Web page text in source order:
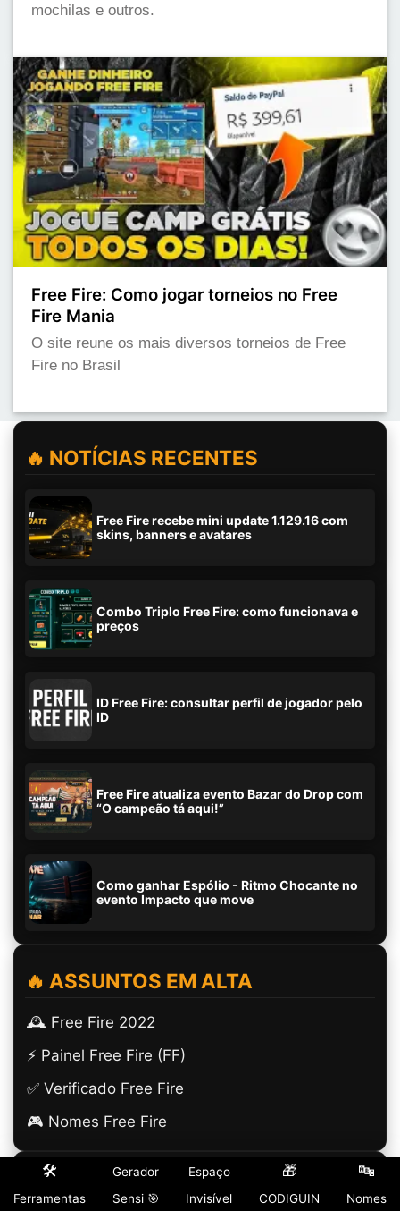
mochilas e outros.
Free Fire: Como jogar torneios no Free
Fire Mania
O site reune os mais diversos torneios de Free
Fire no Brasil
🔥 NOTÍCIAS RECENTES
Free Fire recebe mini update 1.129.16 com
skins, banners e avatares
Combo Triplo Free Fire: como funcionava e
preços
ID Free Fire: consultar perfil de jogador pelo
ID
Free Fire atualiza evento Bazar do Drop com
“O campeão tá aqui!”
Como ganhar Espólio - Ritmo Chocante no
evento Impacto que move
🔥 ASSUNTOS EM ALTA
🕰️ Free Fire 2022
⚡ Painel Free Fire (FF)
✅ Verificado Free Fire
🎮 Nomes Free Fire
🎮 GUIAS ESSENCIAIS
🛠️
Ferramentas
Gerador
Sensi 🎯
Espaço
Invisível
🎁
CODIGUIN
🔤
Nomes